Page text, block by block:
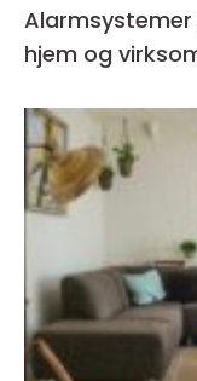
Alarmsystemer glostrup
hjem og